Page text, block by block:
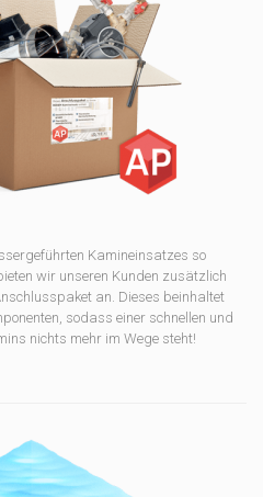
Kamineinsatzes so
wir unseren Kunden zusätzlich
an. Dieses beinhaltet
sodass einer schnellen und
nichts mehr im Wege steht!